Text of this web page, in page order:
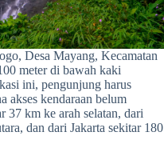
Desa Mayang, Kecamatan
meter di bawah kaki
ini, pengunjung harus
akses kendaraan belum
37 km ke arah selatan, dari
dan dari Jakarta sekitar 180